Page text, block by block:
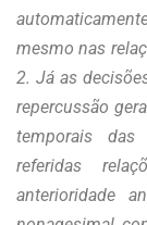
mesmo nas
2. Já as
repercussão
temporais
referidas
anterioridade